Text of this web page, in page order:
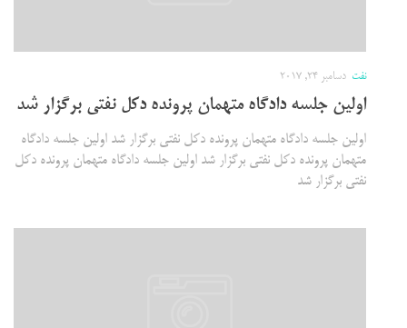
نفت دسامبر 24, 2017
اولین جلسه دادگاه متهمان پرونده دکل نفتی برگزار شد
اولین جلسه دادگاه متهمان پرونده دکل نفتی برگزار شد اولین جلسه دادگاه
متهمان پرونده دکل نفتی برگزار شد اولین جلسه دادگاه متهمان پرونده دکل
نفتی برگزار شد